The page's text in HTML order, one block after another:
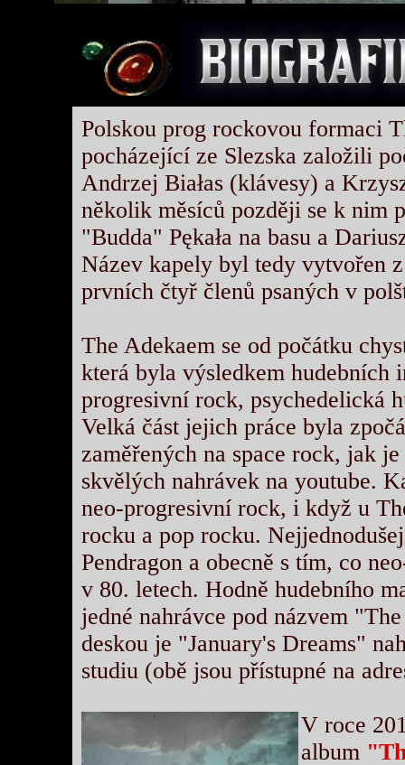
Polskou prog rockovou formaci
pocházející ze Slezska založili
Andrzej Białas (klávesy) a
několik měsíců později se k nim
"Budda" Pękała na basu a
Název kapely byl tedy vytvořen
prvních čtyř členů psaných v
The Adekaem se od počátku
která byla výsledkem hudebních
progresivní rock, psychedelická
Velká část jejich práce byla
zaměřených na space rock, jak
skvělých nahrávek na youtube.
neo-progresivní rock, i když u
rocku a pop rocku.
Pendragon a obecně s tím, co
v 80. letech. Hodně hudebního
jedné nahrávce pod názvem
deskou je "January's Dreams"
studiu (obě jsou přístupné na
V roce
album